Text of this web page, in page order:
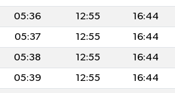
05:36 12:55 16:44
05:37 12:55 16:44
05:38 12:55 16:44
05:39 12:55 16:44